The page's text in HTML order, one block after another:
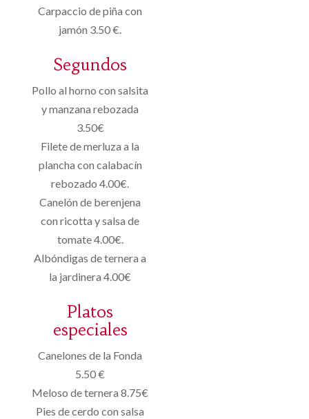
Carpaccio de piña con
jamón 3.50 €.
Segundos
Pollo al horno con salsita
y manzana rebozada
3.50€
Filete de merluza a la
plancha con calabacín
rebozado 4.00€.
Canelón de berenjena
con ricotta y salsa de
tomate 4.00€.
Albóndigas de ternera a
la jardinera 4.00€
Platos
especiales
Canelones de la Fonda
5.50 €
Meloso de ternera 8.75€
Pies de cerdo con salsa